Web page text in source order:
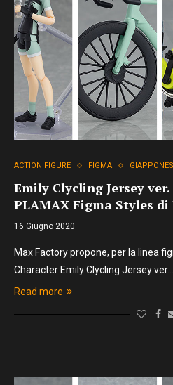
ACTION FIGURE FIGMA
Emily Clycling Jersey
PLAMAX Figma Styles
16 Giugno 2020
Max Factory propone, per la linea
Character Emily Clycling Jersey ver.…
Read more